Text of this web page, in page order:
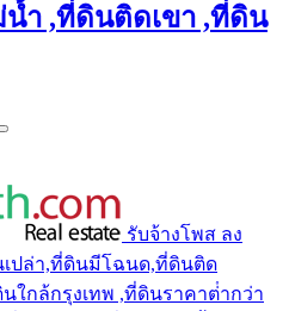
ำ ,ที่ดินติดเขา ,ที่ดิน
รับจ้างโพส ลง
ปล่า,ที่ดินมีโฉนด,ที่ดินติด
ใกล้กรุงเทพ ,ที่ดินราคาต่ํากว่า